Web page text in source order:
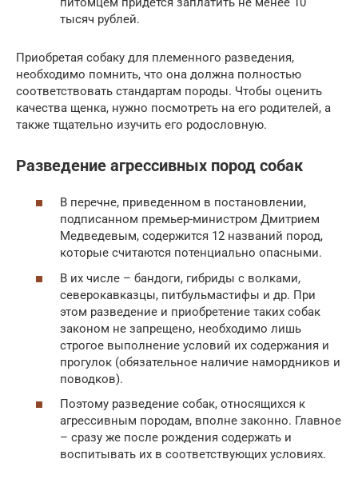
тысяч рублей.
Приобретая собаку для племенного разведения,
необходимо помнить, что она должна полностью
соответствовать стандартам породы. Чтобы оценить
качества щенка, нужно посмотреть на его родителей, а
также тщательно изучить его родословную.
Разведение агрессивных пород собак
В перечне, приведенном в постановлении,
подписанном премьер-министром Дмитрием
Медведевым, содержится 12 названий пород,
которые считаются потенциально опасными.
В их числе – бандоги, гибриды с волками,
северокавказцы, питбульмастифы и др. При
этом разведение и приобретение таких собак
законом не запрещено, необходимо лишь
строгое выполнение условий их содержания и
прогулок (обязательное наличие намордников и
поводков).
Поэтому разведение собак, относящихся к
агрессивным породам, вполне законно. Главное
– сразу же после рождения содержать и
воспитывать их в соответствующих условиях.